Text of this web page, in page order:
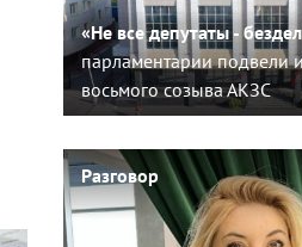
«Не все депутаты -
парламентарии подвели
восьмого созыва АКЗС
Разговор